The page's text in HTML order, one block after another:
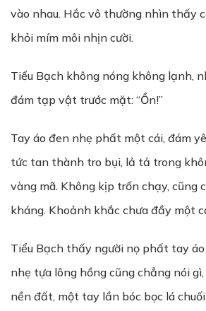
vào nhau. Hắc vô thường nhìn thấy
khỏi mím môi nhịn cười.
Tiểu Bạch không nóng không lạnh,
đám tạp vật trước mặt: “Ồn!”
Tay áo đen nhẹ phất một cái, đám
tức tan thành tro bụi, lả tả trong
vàng mã. Không kịp trốn chạy, cũng
kháng. Khoảnh khắc chưa đầy một
Tiểu Bạch thấy người nọ phất tay
nhẹ tựa lông hồng cũng chẳng nói
nền đất, một tay lần bóc bọc lá